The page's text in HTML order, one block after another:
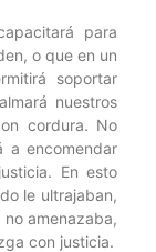
para
o que en un
soportar
nuestros
cordura. No
a encomendar
En esto
le ultrajaban,
amenazaba,
con justicia.